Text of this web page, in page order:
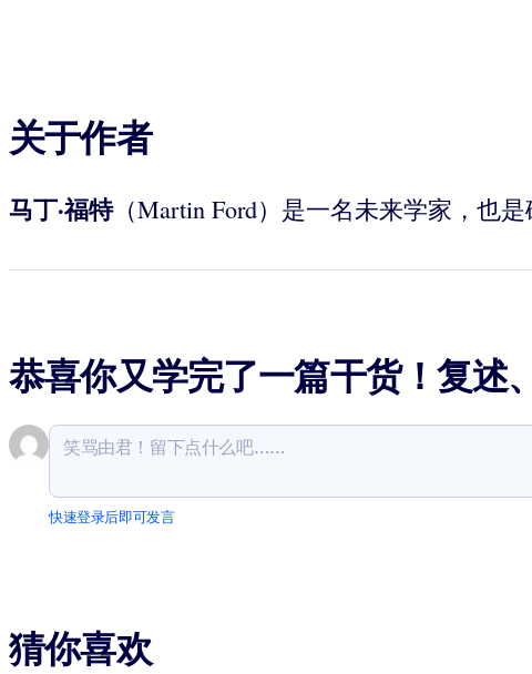
关于作者
马丁·福特（Martin Ford）是一名未来学家，也是
恭喜你又学完了一篇干货！复述
快速登录后即可发言
猜你喜欢